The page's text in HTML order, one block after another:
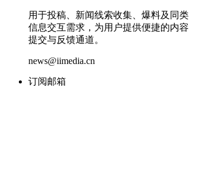
用于投稿、新闻线索收集、爆料及同类
信息交互需求，为用户提供便捷的内容
提交与反馈通道。
news@iimedia.cn
订阅邮箱